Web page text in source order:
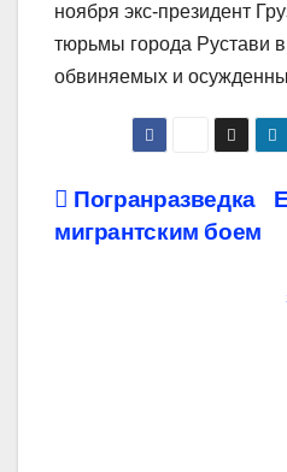
ноября экс-президент
тюрьмы города Рустави
обвиняемых и
Навигация
по
Погранразведка
мигрантским боем